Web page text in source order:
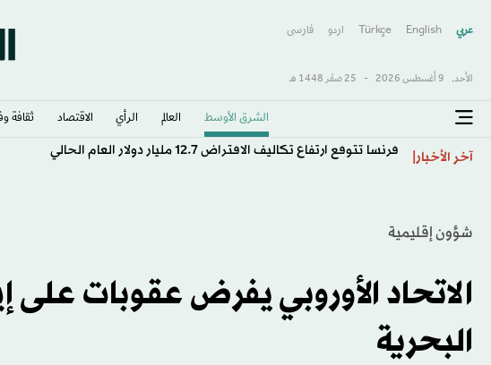
عربي English
Türkçe اردو فارسى
الأحد, 9 أغسطس 2026 - 25 صفَر 1448 هـ
الشرق الأوسط​ العالم الرأي الاقتصاد ثقافة
آخر الأخبار فرنسا تتوقع ارتفاع تكاليف الاقتراض 12.7 مليار دولار العام الحالي
شؤون إقليمية
الاتحاد الأوروبي يفرض عقوبات على
البحرية